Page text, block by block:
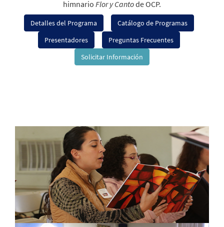
himnario Flor y Cantode OCP.
Detalles del Programa
Catálogo de Programas
Presentadores
Preguntas Frecuentes
Solicitar Información